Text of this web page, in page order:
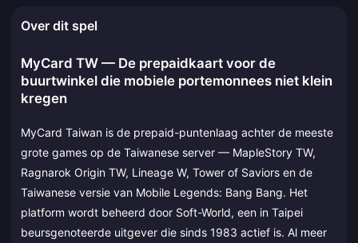
Over dit spel
MyCard TW — De prepaidkaart voor de
buurtwinkel die mobiele portemonnees niet klein
kregen
MyCard Taiwan is de prepaid-puntenlaag achter de meeste
grote games op de Taiwanese server — MapleStory TW,
Ragnarok Origin TW, Lineage W, Tower of Saviors en de
Taiwanese versie van Mobile Legends: Bang Bang. Het
platform wordt beheerd door Soft-World, een in Taipei
beursgenoteerde uitgever die sinds 1983 actief is. Al meer